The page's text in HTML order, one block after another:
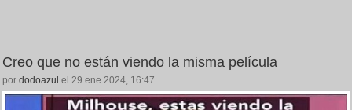
Creo que no están viendo la misma película
por dodoazul el 29 ene 2024, 16:47